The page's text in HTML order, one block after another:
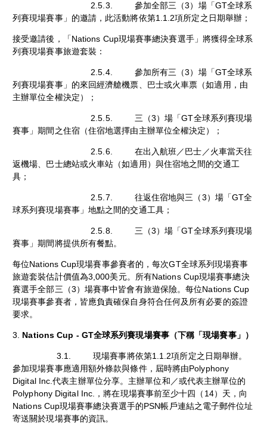
2.5.3. 參加全部三（3）場「GT全球系
列賽現場賽事」的邀請，此活動將依第1.1.2項所定之日期舉辦；
接受邀請後，「Nations Cup現場賽事總決賽選手」將獲得全球系
列賽現場賽事旅遊套裝：
2.5.4. 參加所有三（3）場「GT全球系
列賽現場賽事」的來回經濟艙機票、巴士或火車票（如適用，由
主辦單位全權決定）；
2.5.5. 三（3）場「GT全球系列賽現場
賽事」期間之住宿（住宿地選擇由主辦單位全權決定）；
2.5.6. 在出入航班／巴士／火車當天往
返機場、巴士總站或火車站（如適用）與住宿地之間的交通工
具；
2.5.7. 往返住宿地與三（3）場「GT全
球系列賽現場賽事」地點之間的交通工具；
2.5.8. 三（3）場「GT全球系列賽現場
賽事」期間將提供所有餐點。
每位Nations Cup現場賽事參賽者的，每次GT全球系列現場賽事
旅遊套裝估計價值為3,000美元。所有Nations Cup現場賽事總決
賽選手全部三（3）場賽事中皆會有旅遊保險。每位Nations Cup
現場賽事參賽者，皆應負責確保自身符合任何及所有必要的簽證
要求。
3. Nations Cup - GT全球系列賽現場賽事（下稱「現場賽事」）
3.1. 現場賽事將依第1.1.2項所定之日期舉辦。
參加現場賽事應適用額外條款與條件，屆時將由Polyphony
Digital Inc.代表主辦單位分享。主辦單位和／或代表主辦單位的
Polyphony Digital Inc.，將在現場賽事前至少十四（14）天，向
Nations Cup現場賽事總決賽選手的PSN帳戶連結之電子郵件位址
寄送關於現場賽事的資訊。